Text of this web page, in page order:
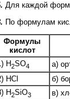
Для каждой
По формулам
Формулы
кислот
H2SO4
а)
HСl
б)
H2SiO3
в)